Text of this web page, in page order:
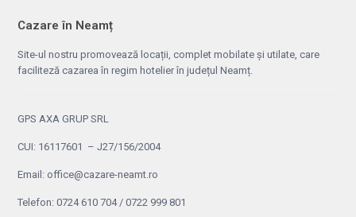
Cazare în Neamț
Site-ul nostru promovează locații, complet mobilate și utilate, care
faciliteză cazarea în regim hotelier în județul Neamț.
GPS AXA GRUP SRL
CUI: 16117601 – J27/156/2004
Email: office@cazare-neamt.ro
Telefon: 0724 610 704 / 0722 999 801